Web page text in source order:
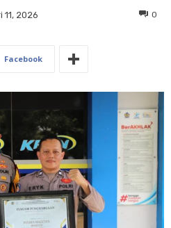
11, 2026 0
Facebook